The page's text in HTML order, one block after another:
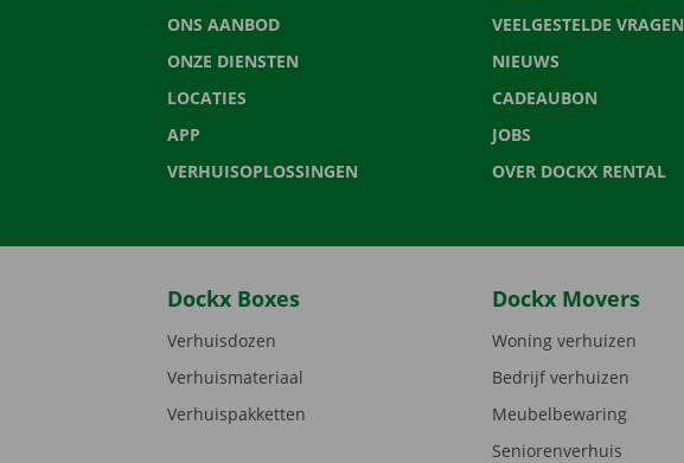
ONS AANBOD
ONZE DIENSTEN
LOCATIES
APP
VERHUISOPLOSSINGEN
VEELGESTELDE VRAGEN
NIEUWS
CADEAUBON
JOBS
OVER DOCKX RENTAL
Dockx Boxes
Verhuisdozen
Verhuismateriaal
Verhuispakketten
Dockx Movers
Woning verhuizen
Bedrijf verhuizen
Meubelbewaring
Seniorenverhuis